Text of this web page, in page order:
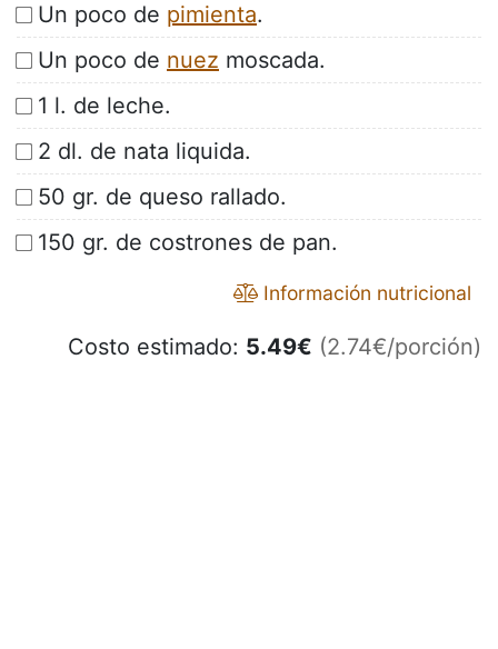
Un poco de pimienta.
Un poco de nuez moscada.
1 l. de leche.
2 dl. de nata liquida.
50 gr. de queso rallado.
150 gr. de costrones de pan.
Información nutricional
Costo estimado: 5.49€ (2.74€/porción)